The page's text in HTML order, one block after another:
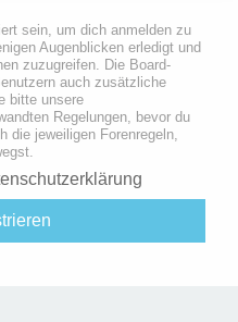
sein, um dich anmelden zu
Augenblicken erledigt und
zuzugreifen. Die Board-
auch zusätzliche
bitte unsere
Regelungen, bevor du
die jeweiligen Forenregeln,